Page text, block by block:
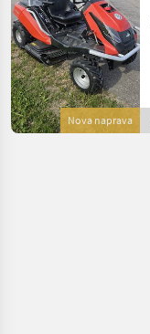
Nova naprava